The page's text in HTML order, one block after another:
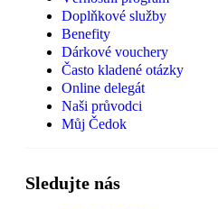
Doplňkové služby
Benefity
Dárkové vouchery
Často kladené otázky
Online delegát
Naši průvodci
Můj Čedok
Sledujte nás